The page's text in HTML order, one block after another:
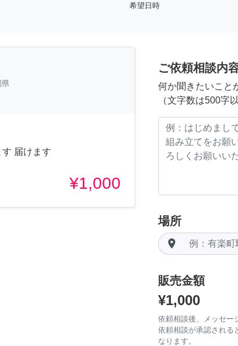
希望日時
県
届けます
¥1,000
ご依頼相談内
何か聞きたいこと
（文字数は500字以
場所
room
販売金額
¥1,000
依頼相談後、メッセー
依頼相談が承認される
なります。